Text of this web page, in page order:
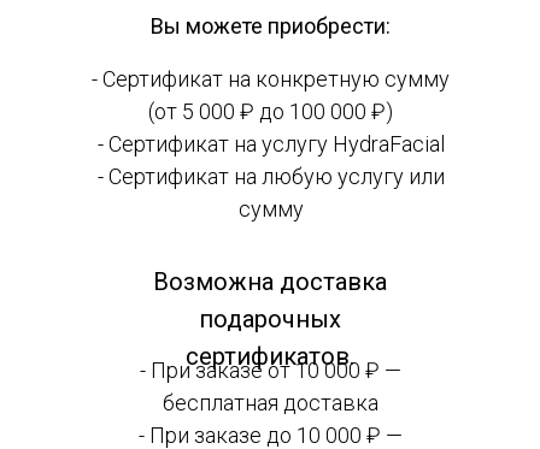
- При заказе от 10 000 ₽ —
бесплатная доставка
- При заказе до 10 000 ₽ —
Вы можете приобрести:
- Сертификат на конкретную сумму
(от 5 000 ₽ до 100 000 ₽)
- Сертификат на услугу HydraFacial
- Сертификат на любую услугу или
сумму
Возможна доставка
подарочных
сертификатов.